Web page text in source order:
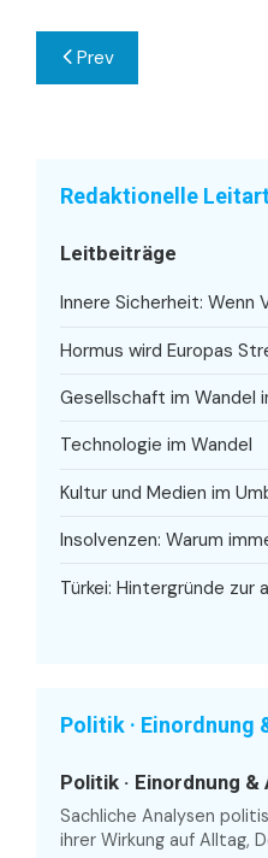
Prev
Redaktionelle
Leitbeiträge
Innere Sicherheit:
Hormus wird Europas
Gesellschaft im Wandel
Technologie im Wandel
Kultur und Medien im
Insolvenzen: Warum
Türkei: Hintergründe zur
Politik · Einordnung
Politik · Einordnung &
Sachliche Analysen
ihrer Wirkung auf Alltag,